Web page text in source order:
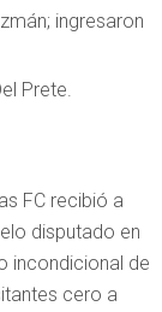
ingresaron
Prete.
FC recibió a
disputado en
incondicional de
cero a